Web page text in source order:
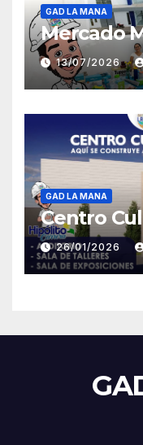
GAD LA MANA
Mercado
13/07/2026
GAD LA MANA
Centro
26/01/2026